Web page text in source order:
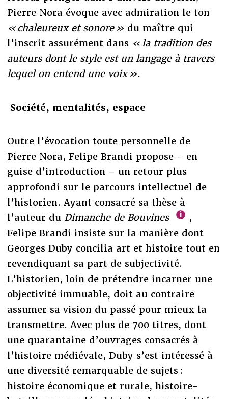
Pierre Nora évoque avec admiration le ton
« chaleureux et sonore » du maître qui
l’inscrit assurément dans « la tradition des
auteurs dont le style est un langage à travers
lequel on entend une voix ».
Société, mentalités, espace
Outre l’évocation toute personnelle de
Pierre Nora, Felipe Brandi propose – en
guise d’introduction – un retour plus
approfondi sur le parcours intellectuel de
l’historien. Ayant consacré sa thèse à
l’auteur du Dimanche de Bouvines
,
Felipe Brandi insiste sur la manière dont
Georges Duby concilia art et histoire tout en
revendiquant sa part de subjectivité.
L’historien, loin de prétendre incarner une
objectivité immuable, doit au contraire
assumer sa vision du passé pour mieux la
transmettre. Avec plus de 700 titres, dont
une quarantaine d’ouvrages consacrés à
l’histoire médiévale, Duby s’est intéressé à
une diversité remarquable de sujets :
histoire économique et rurale, histoire-